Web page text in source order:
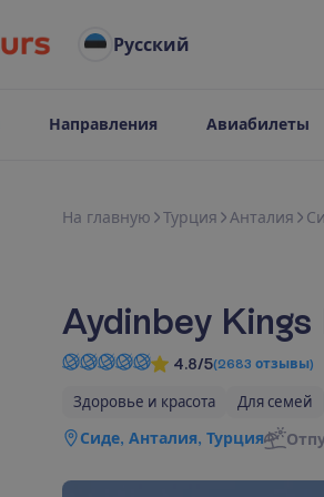
Русский
Направления Авиабилеты
На главную Турция Анталия
Aydinbey Kings
4.8/5(2683 отзывы)
Здоровье и красота Для семей
Сиде, Анталия, Турция